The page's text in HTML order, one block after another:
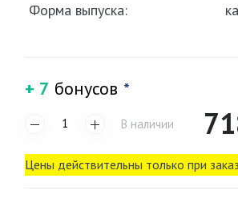
Форма выпуска:
+ 7 бонусов *
В наличии
Цены действительны только при